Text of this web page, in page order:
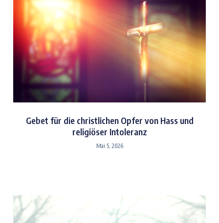
Gebet für die christlichen Opfer von Hass und
religiöser Intoleranz
Mai 5, 2026